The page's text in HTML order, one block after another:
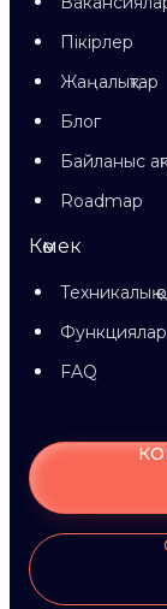
Пікірлер
Жаңалықтар
Блог
Байланыс
Roadmap
Көмек
Техникалық
FAQ